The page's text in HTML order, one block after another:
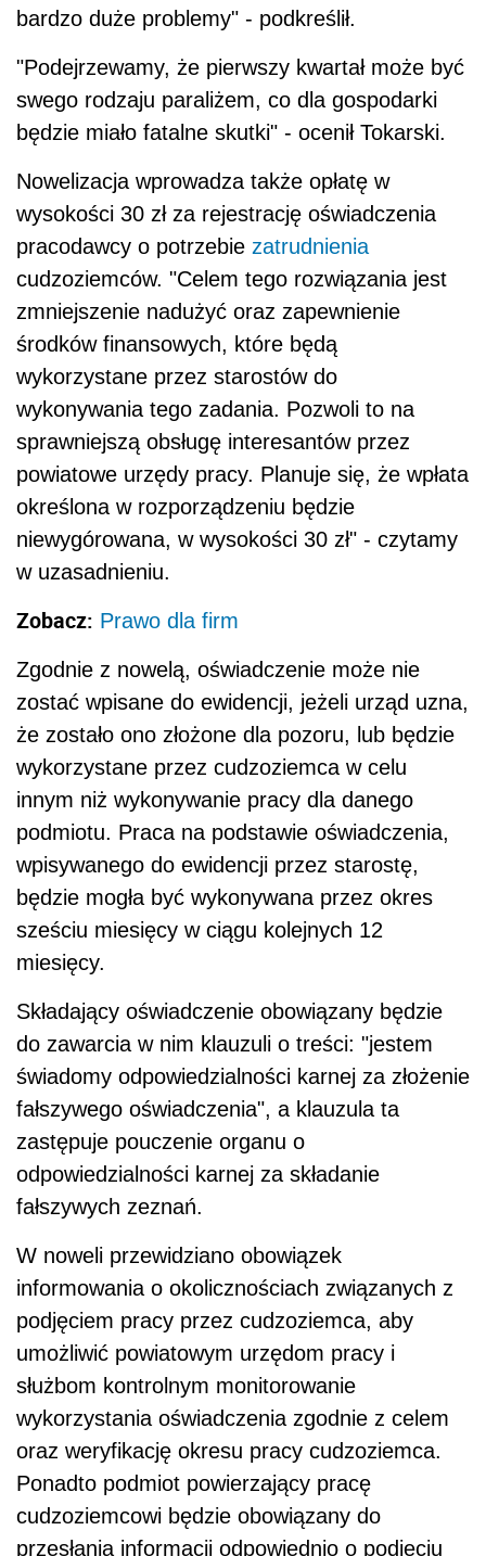
bardzo duże problemy" - podkreślił.
"Podejrzewamy, że pierwszy kwartał może być
swego rodzaju paraliżem, co dla gospodarki
będzie miało fatalne skutki" - ocenił Tokarski.
Nowelizacja wprowadza także opłatę w
wysokości 30 zł za rejestrację oświadczenia
pracodawcy o potrzebie zatrudnienia
cudzoziemców. "Celem tego rozwiązania jest
zmniejszenie nadużyć oraz zapewnienie
środków finansowych, które będą
wykorzystane przez starostów do
wykonywania tego zadania. Pozwoli to na
sprawniejszą obsługę interesantów przez
powiatowe urzędy pracy. Planuje się, że wpłata
określona w rozporządzeniu będzie
niewygórowana, w wysokości 30 zł" - czytamy
w uzasadnieniu.
Zobacz: Prawo dla firm
Zgodnie z nowelą, oświadczenie może nie
zostać wpisane do ewidencji, jeżeli urząd uzna,
że zostało ono złożone dla pozoru, lub będzie
wykorzystane przez cudzoziemca w celu
innym niż wykonywanie pracy dla danego
podmiotu. Praca na podstawie oświadczenia,
wpisywanego do ewidencji przez starostę,
będzie mogła być wykonywana przez okres
sześciu miesięcy w ciągu kolejnych 12
miesięcy.
Składający oświadczenie obowiązany będzie
do zawarcia w nim klauzuli o treści: "jestem
świadomy odpowiedzialności karnej za złożenie
fałszywego oświadczenia", a klauzula ta
zastępuje pouczenie organu o
odpowiedzialności karnej za składanie
fałszywych zeznań.
W noweli przewidziano obowiązek
informowania o okolicznościach związanych z
podjęciem pracy przez cudzoziemca, aby
umożliwić powiatowym urzędom pracy i
służbom kontrolnym monitorowanie
wykorzystania oświadczenia zgodnie z celem
oraz weryfikację okresu pracy cudzoziemca.
Ponadto podmiot powierzający pracę
cudzoziemcowi będzie obowiązany do
przesłania informacji odpowiednio o podjęciu